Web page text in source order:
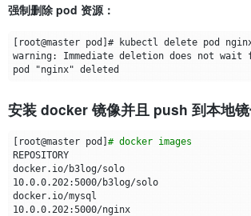
强制删除 pod 资源：
安装 docker 镜像并且 push 到本地
[ root@master pod ] # docker images
docker.io/b3log/solo
10.0.0.202:5000/b3log/solo
docker.io/mysql
10.0.0.202:5000/nginx